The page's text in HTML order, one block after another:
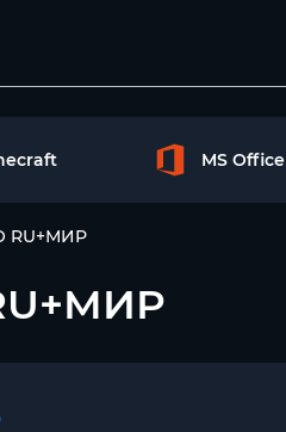
MS Office
RU+МИР